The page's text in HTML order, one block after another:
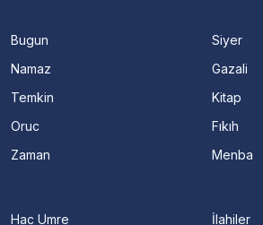
Bugun
Namaz
Temkin
Oruc
Zaman
Siyer
Gazali
Kitap
Fıkıh
Menba
Hac Umre İlahiler